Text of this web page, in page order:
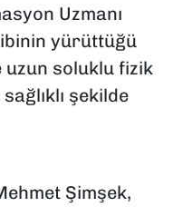
Uzmanı
yürüttüğü
uzun soluklu fizik
şekilde
Şimşek,